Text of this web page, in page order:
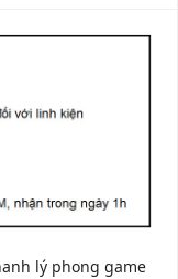
lý phong game